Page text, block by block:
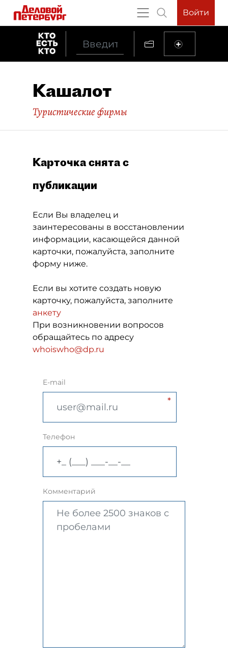
Войти
Кашалот
Туристические фирмы
Карточка снята с
публикации
Если Вы владелец и
заинтересованы в восстановлении
информации, касающейся данной
карточки, пожалуйста, заполните
форму ниже.
Если вы хотите создать новую
карточку, пожалуйста, заполните
анкету
При возникновении вопросов
обращайтесь по адресу
whoiswho@dp.ru
E-mail
Телефон
Комментарий